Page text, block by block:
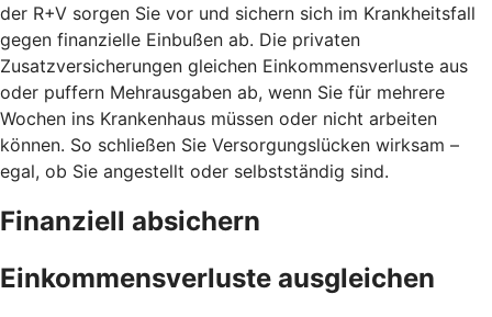
der R+V sorgen Sie vor und sichern sich im Krankheitsfall
gegen finanzielle Einbußen ab. Die privaten
Zusatzversicherungen gleichen Einkommensverluste aus
oder puffern Mehrausgaben ab, wenn Sie für mehrere
Wochen ins Krankenhaus müssen oder nicht arbeiten
können. So schließen Sie Versorgungslücken wirksam –
egal, ob Sie angestellt oder selbstständig sind.
Finanziell absichern
Einkommensverluste ausgleichen